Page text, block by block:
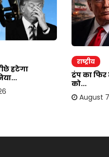
हटेगा
राष्ट्रीय
ट्रंप का
को...
August